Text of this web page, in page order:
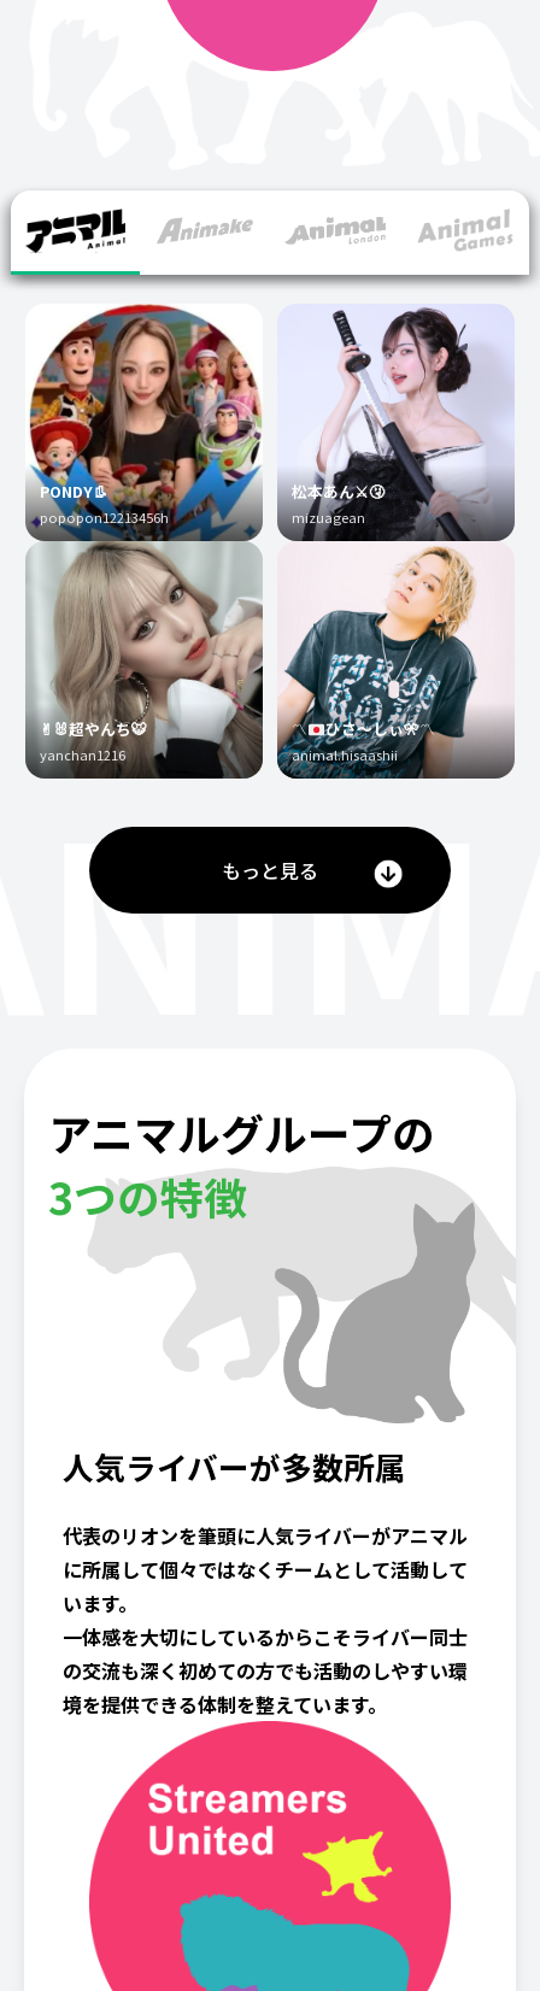
PONDY👢
popopon12213456h
✌︎🐰超やんち🐯
yanchan1216
松本あん⚔️🤧
mizuagean
〽️ ひさ〜しぃ🎌〽️
animal.hisaashii
もっと見る
アニマルグループの
3つの特徴
人気ライバーが多数所属
代表のリオンを筆頭に人気ライバーがアニマル
に所属して個々ではなくチームとして活動して
います。
一体感を大切にしているからこそライバー同士
の交流も深く初めての方でも活動のしやすい環
境を提供できる体制を整えています。